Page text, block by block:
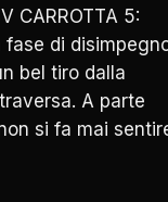
CARROTTA 5:
fase di
bel tiro dalla
A parte
si fa mai